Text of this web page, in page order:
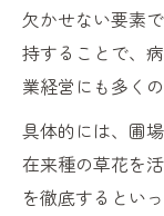
欠かせない要素
持することで、
業経営にも多く
具体的には、圃
在来種の草花を
を徹底するとい